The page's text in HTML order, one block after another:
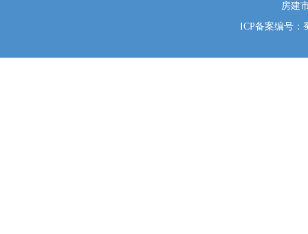
房建
ICP备案编号：